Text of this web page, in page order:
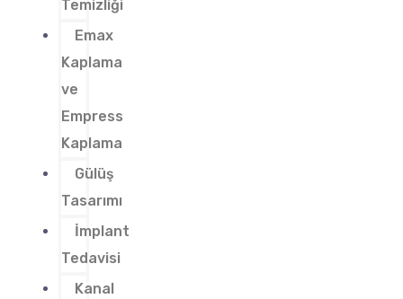
Temizliği
Emax
Kaplama
ve
Empress
Kaplama
Gülüş
Tasarımı
İmplant
Tedavisi
Kanal